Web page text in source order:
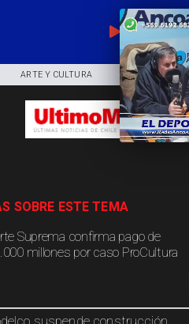
EN
ARTE Y CULTURA COMUNIDAD
Suprema confirma pago de
millones por caso ProCultura
SOBRE ESTE TEMA